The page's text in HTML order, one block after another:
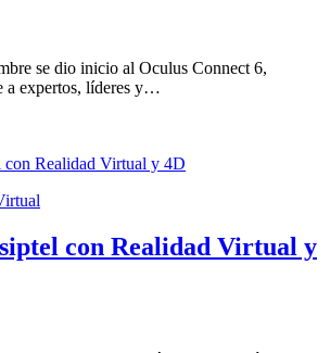
se dio inicio al Oculus Connect 6,
a expertos, líderes y…
con Realidad Virtual y